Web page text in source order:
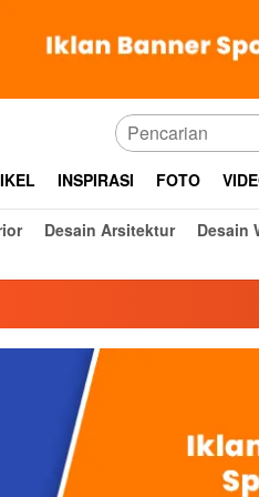
INSPIRASI FOTO
Desain Arsitektur Desain